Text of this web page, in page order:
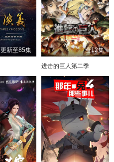
更新至85集 全12集
进击的巨人第二季